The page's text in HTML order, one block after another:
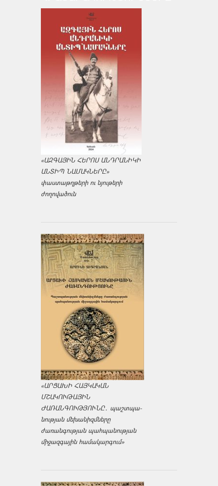
«ԱԶԳԱՅԻՆ ՀԵՐՈՍ ԱՆԴՐԱՆԻԿԻ
ԱՆՏԻՊ ՆԱՄԱԿՆԵՐԸ»
փաստաթղթերի ու նյութերի
ժողովածուն
«ԱՐՑԱԽԻ ՀԱՅԿԱԿԱՆ
ՄՇԱԿՈՒԹԱՅԻՆ
ԺԱՌԱՆԳՈՒԹՅՈՒՆԸ․ պաշտպա­
նության մեխանիզմները
ժառանգության պահպանության
միջազ­գային համակարգում»